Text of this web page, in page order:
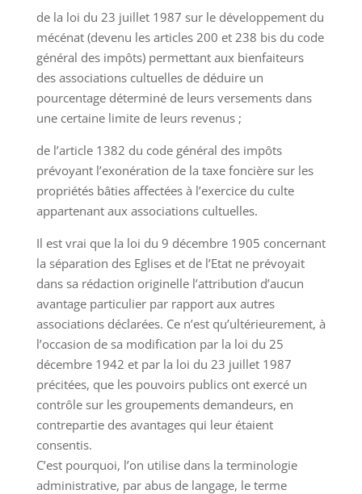
de la loi du 23 juillet 1987 sur le développement du
mécénat (devenu les articles 200 et 238 bis du code
général des impôts) permettant aux bienfaiteurs
des associations cultuelles de déduire un
pourcentage déterminé de leurs versements dans
une certaine limite de leurs revenus ;
de l’article 1382 du code général des impôts
prévoyant l’exonération de la taxe foncière sur les
propriétés bâties affectées à l’exercice du culte
appartenant aux associations cultuelles.
Il est vrai que la loi du 9 décembre 1905 concernant
la séparation des Eglises et de l’Etat ne prévoyait
dans sa rédaction originelle l’attribution d’aucun
avantage particulier par rapport aux autres
associations déclarées. Ce n’est qu’ultérieurement, à
l’occasion de sa modification par la loi du 25
décembre 1942 et par la loi du 23 juillet 1987
précitées, que les pouvoirs publics ont exercé un
contrôle sur les groupements demandeurs, en
contrepartie des avantages qui leur étaient
consentis.
C’est pourquoi, l’on utilise dans la terminologie
administrative, par abus de langage, le terme